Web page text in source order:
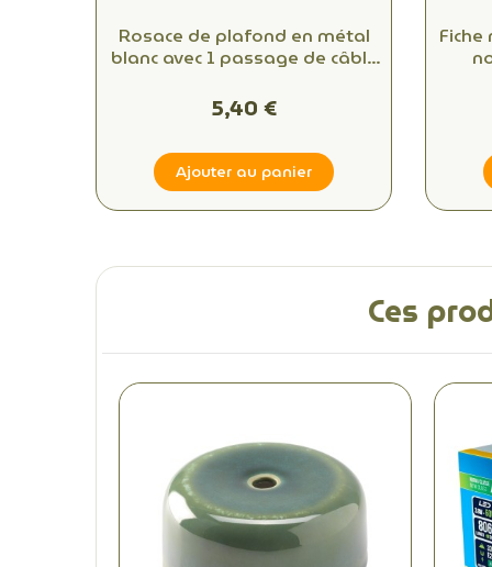
Rosace de plafond en métal
blanc avec 1 passage de câble
style
5,40 €
Ajouter au panier
Fiche
Ces